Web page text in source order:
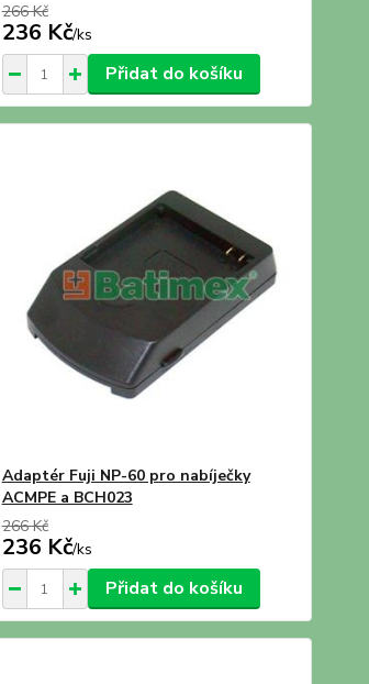
266 Kč
236 Kč/ks
Přidat do košíku
Adaptér Fuji NP-60 pro nabíječky
ACMPE a BCH023
266 Kč
236 Kč/ks
Přidat do košíku